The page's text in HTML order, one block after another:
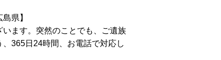
県】
ます。突然のことでも、ご遺族
365日24時間、お電話で対応し